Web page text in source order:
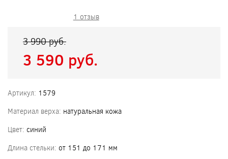
1 отзыв
3 990 pуб.
3 590 pуб.
Артикул: 1579
Материал верха: натуральная кожа
Цвет: синий
Длина стельки: от 151 до 171 мм